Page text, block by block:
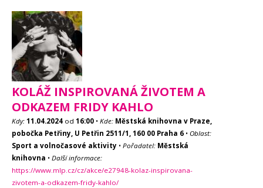
KOLÁŽ INSPIROVANÁ ŽIVOTEM A
ODKAZEM FRIDY KAHLO
Kdy: 11.04.2024 od 16:00 • Kde: Městská knihovna v Praze,
pobočka Petřiny, U Petřin 2511/1, 160 00 Praha 6 • Oblast:
Sport a volnočasové aktivity • Pořadatel: Městská
knihovna • Další informace:
https://www.mlp.cz/cz/akce/e27948-kolaz-inspirovana-
zivotem-a-odkazem-fridy-kahlo/